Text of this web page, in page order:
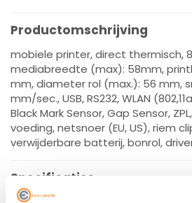
Productomschrijving
mobiele printer, direct thermisch,
mediabreedte (max): 58mm,
mm, diameter rol (max.): 56 mm,
mm/sec., USB, RS232, WLAN
Black Mark Sensor, Gap Sensor,
voeding, netsnoer (EU, US), riem
verwijderbare batterij, bonrol,
Specificaties